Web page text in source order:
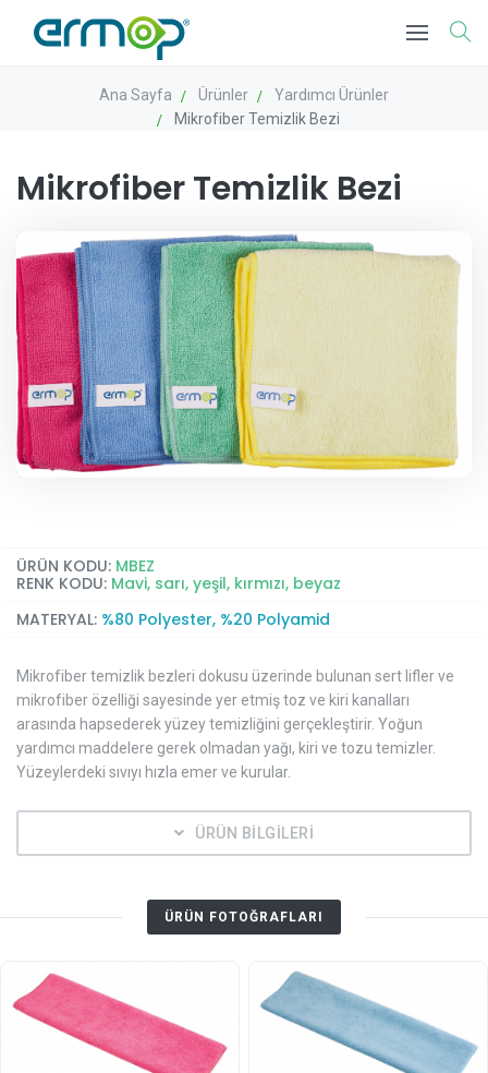
Ana Sayfa Ürünler
Yardımcı Ürünler
Mikrofiber Temizlik Bezi
Mikrofiber Temizlik Bezi
ÜRÜN KODU: MBEZ
RENK KODU: Mavi, sarı, yeşil, kırmızı, beyaz
MATERYAL: %80 Polyester, %20 Polyamid
Mikrofiber temizlik bezleri dokusu üzerinde bulunan sert lifler ve
mikrofiber özelliği sayesinde yer etmiş toz ve kiri kanalları
arasında hapsederek yüzey temizliğini gerçekleştirir. Yoğun
yardımcı maddelere gerek olmadan yağı, kiri ve tozu temizler.
Yüzeylerdeki sıvıyı hızla emer ve kurular.
ÜRÜN BİLGİLERİ
ÜRÜN FOTOĞRAFLARI